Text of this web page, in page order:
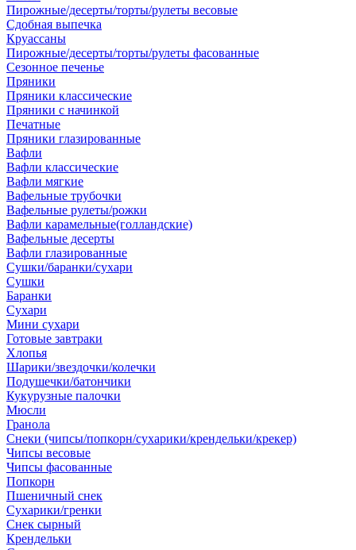
Пирожные/десерты/торты/рулеты весовые
Сдобная выпечка
Круассаны
Пирожные/десерты/торты/рулеты фасованные
Сезонное печенье
Пряники
Пряники классические
Пряники с начинкой
Печатные
Пряники глазированные
Вафли
Вафли классические
Вафли мягкие
Вафельные трубочки
Вафельные рулеты/рожки
Вафли карамельные(голландские)
Вафельные десерты
Вафли глазированные
Сушки/баранки/сухари
Сушки
Баранки
Сухари
Мини сухари
Готовые завтраки
Хлопья
Шарики/звездочки/колечки
Подушечки/батончики
Кукурузные палочки
Мюсли
Гранола
Снеки (чипсы/попкорн/сухарики/крендельки/крекер)
Чипсы весовые
Чипсы фасованные
Попкорн
Пшеничный снек
Сухарики/гренки
Снек сырный
Крендельки